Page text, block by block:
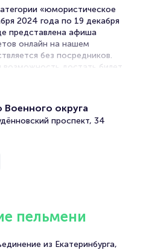
«юмористическое
2024 года по 19 декабря
представлена афиша
онлайн на нашем
без посредников.
возможность достать билет
и Андрей Рожков
здесь начиная с выбора
у зрителей. Спешите
округа
проспект, 34
пельмени
из Екатеринбурга,